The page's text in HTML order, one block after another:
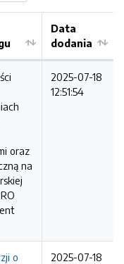
Data
dodania
oraz
na
2025-07-18
12:51:54
o
2025-07-18